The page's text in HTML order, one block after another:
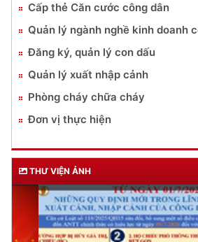
Cấp thẻ Căn cước công dân
Quản lý ngành nghề kinh doanh
Đăng ký, quản lý con dấu
Quản lý xuất nhập cảnh
Phòng cháy chữa cháy
Đơn vị thực hiện
THƯ VIỆN ẢNH